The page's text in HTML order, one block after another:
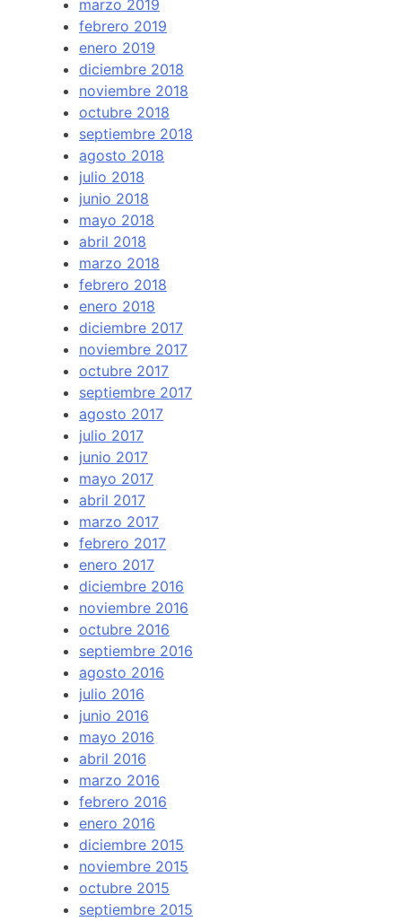
marzo 2019
febrero 2019
enero 2019
diciembre 2018
noviembre 2018
octubre 2018
septiembre 2018
agosto 2018
julio 2018
junio 2018
mayo 2018
abril 2018
marzo 2018
febrero 2018
enero 2018
diciembre 2017
noviembre 2017
octubre 2017
septiembre 2017
agosto 2017
julio 2017
junio 2017
mayo 2017
abril 2017
marzo 2017
febrero 2017
enero 2017
diciembre 2016
noviembre 2016
octubre 2016
septiembre 2016
agosto 2016
julio 2016
junio 2016
mayo 2016
abril 2016
marzo 2016
febrero 2016
enero 2016
diciembre 2015
noviembre 2015
octubre 2015
septiembre 2015